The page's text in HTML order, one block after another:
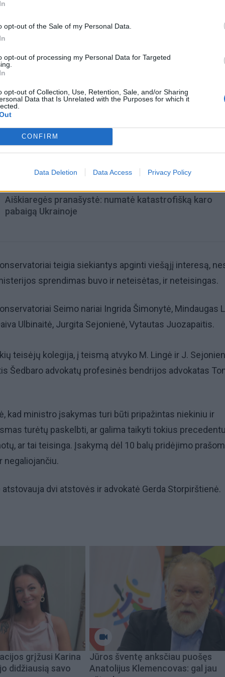
opt-out of the Sale of my Personal Data.
opt-out of processing my Personal Data for Targeted
opt-out of Collection, Use, Retention, Sale, and/or Sharing
Data that Is Unrelated with the Purposes for which it
CONFIRM
Data Deletion Data Access Privacy Policy
Pelių ir žiurkių baubas: kas graužikus gąsdina labiau nei
Aiškiaregės pranašystė: numatė katastrofišką karo
pabaigą Ukrainoje
teigia siekiantys apginti viešąjį interesą,
sprendimas buvo ir neteisėtas, ir neteisingas.
Seimo nariai Ingrida Šimonytė, Mindaugas
Ulbinaitė, Jurgita Sejonienė, Vytautas Juozapaitis.
teisėjų kolegija, į teismą atvyko M. Lingė ir J.
Šedbaro advokatų profesinės bendrijos advokatas
kad ministro įsakymas turi būti pripažintas niekiniu ir
turėtų paskelbti, ar galima taikyti tokius
ar tai teisinga. Įsakymą dėl 10 balų pridėjimo
negaliojančiu.
dvi atstovės ir advokatė Gerda Storpirštienė.
grįžusi Karina
didžiausią savo
Jūros šventę anksčiau puošęs
Anatolijus Klemencovas: gal jau